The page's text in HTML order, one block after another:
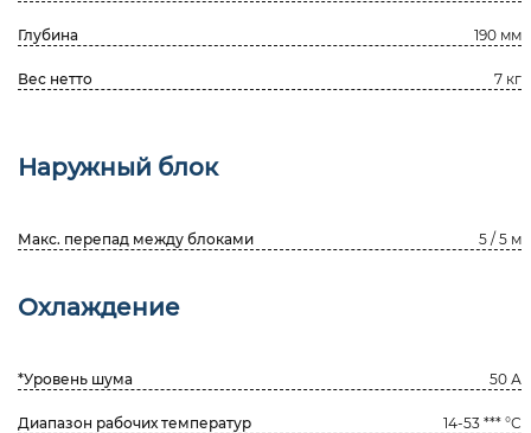
Глубина 190 мм
Вес нетто 7 кг
Наружный блок
Макс. перепад между блоками 5 / 5 м
Охлаждение
*Уровень шума 50 А
Диапазон рабочих температур 14-53 *** °С